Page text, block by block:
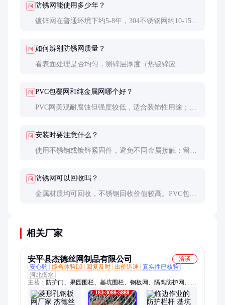
问 防锈网能使用多少年？
镀锌网在普通环境下约5-8年，304不锈钢网约10-15
问 如何辨别防锈网质量？
看表面处理是否均匀，测锌层厚度（热镀锌应
问 PVC包覆网和纯金属网哪个好？
PVC网美观耐腐蚀但强度较低，适合装饰性用途；金
问 安装时要注意什么？
使用不锈钢或镀锌紧固件，避免不同金属接触；留出
问 防锈网可以回收吗？
金属材质均可回收，不锈钢回收价值较高。PVC包覆
相关厂家
安平县杰德丝网制品有限公司
洽谈
安心购
综合体验L0 回复及时 出价迅速
真实性已核验
河北衡水
主营： 防护门、果园围栏、基坑围栏、钢板网、隔离防护网、监
狱防护网、公路护栏网、小区防护栏、施工临时围挡